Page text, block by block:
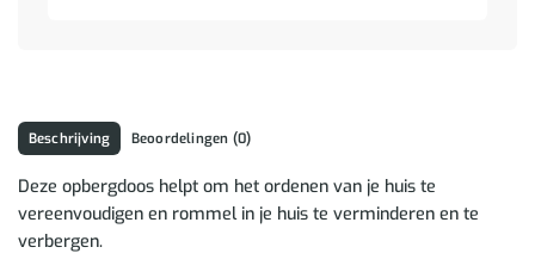
Beschrijving Beoordelingen (0)
Deze opbergdoos helpt om het ordenen van je huis te
vereenvoudigen en rommel in je huis te verminderen en te
verbergen.